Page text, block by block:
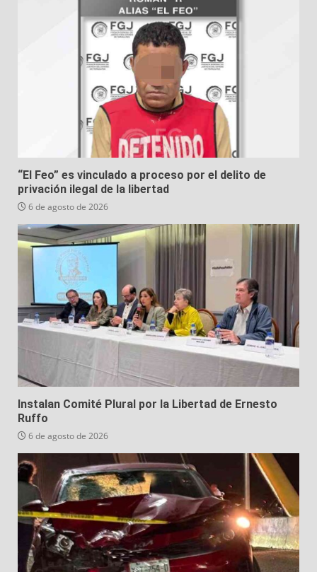
“El Feo” es vinculado a proceso por el delito de
privación ilegal de la libertad
6 de agosto de 2026
Instalan Comité Plural por la Libertad de Ernesto
Ruffo
6 de agosto de 2026